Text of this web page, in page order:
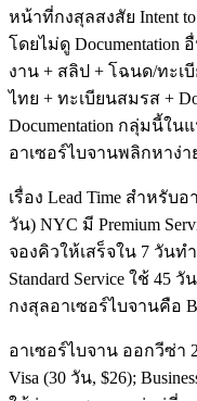
หน้าที่กงสุลสงสัย Intent
โดยไม่ดู
งาน + สลิป + โฉนด/ทะเ
ไทย + ทะเบียนสมรส +
Documentation กลุ่มนี้ใ
อาเซอร์ไบจานพลิกหาง่า
เรื่อง Lead Time สำหรับ
วัน) NYC มี Premium
จองคิวให้เสร็จใน 7 วันท
Standard Service ใช้ 45
กงสุลอาเซอร์ไบจานคือ
อาเซอร์ไบจาน ออกวีซ่า
Visa (30 วัน, $26);